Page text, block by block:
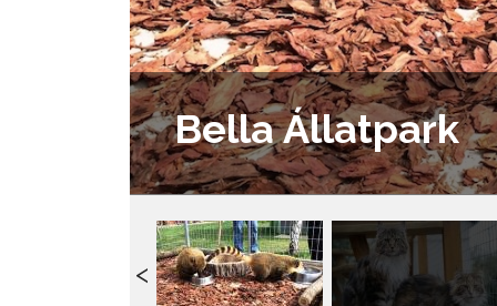
Bella Állatpark